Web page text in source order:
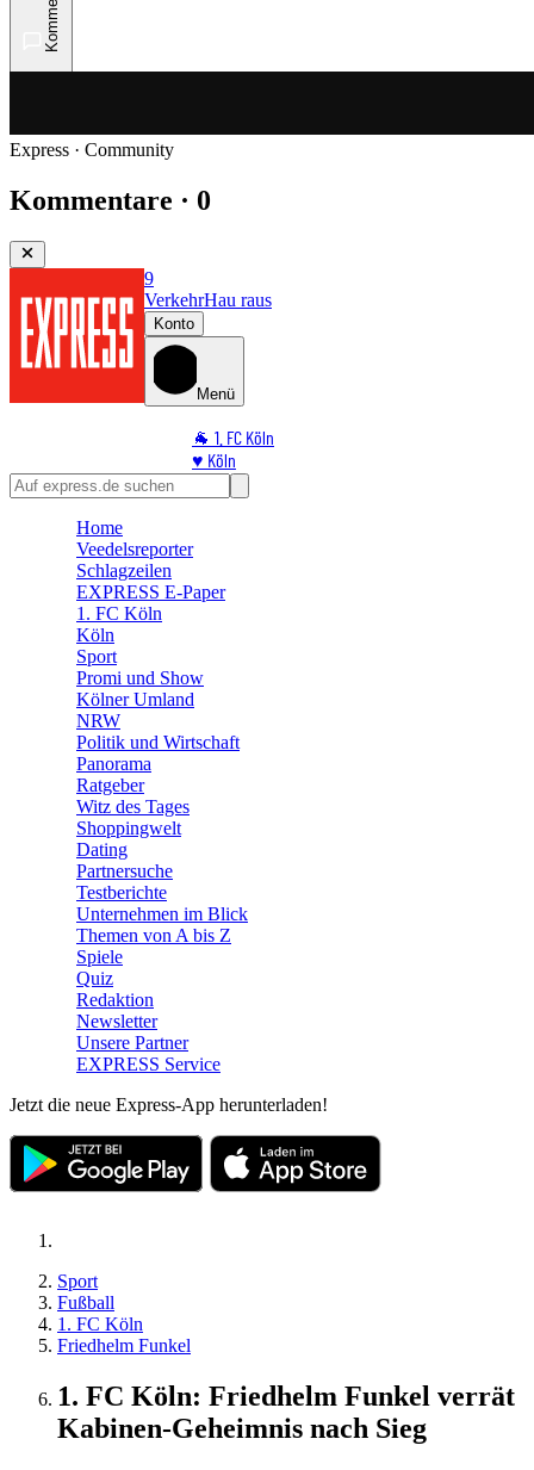
Express · Community
Kommentare · 0
9
VerkehrHau raus
Konto
Menü
🐐 1. FC Köln
♥️ Köln
⭐ Promi
🛒 Shoppingwelt
Home
Veedelsreporter
Schlagzeilen
EXPRESS E-Paper
1. FC Köln
Köln
Sport
Promi und Show
Kölner Umland
NRW
Politik und Wirtschaft
Panorama
Ratgeber
Witz des Tages
Shoppingwelt
Dating
Partnersuche
Testberichte
Unternehmen im Blick
Themen von A bis Z
Spiele
Quiz
Redaktion
Newsletter
Unsere Partner
EXPRESS Service
Jetzt die neue Express-App herunterladen!
Sport
Fußball
1. FC Köln
Friedhelm Funkel
1. FC Köln: Friedhelm Funkel verrät
Kabinen-Geheimnis nach Sieg